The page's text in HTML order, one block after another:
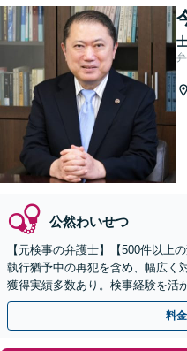
公然わいせつ
【元検事の弁護士】【500件以上
執行猶予中の再犯を含め、幅広く
獲得実績多数あり。検事経験を活
てまいります【初回相談無料】【
料